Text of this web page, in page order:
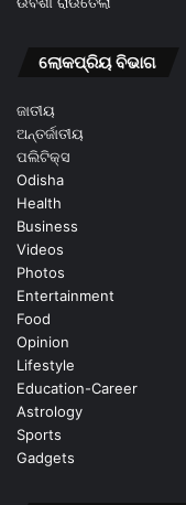
ଲୋକପ୍ରିୟ ବିଭାଗ
ଜାତୀୟ
ଅନ୍ତର୍ଜାତୀୟ
ପଲିଟିକ୍ସ
Odisha
Health
Business
Videos
Photos
Entertainment
Food
Opinion
Lifestyle
Education-Career
Astrology
Sports
Gadgets